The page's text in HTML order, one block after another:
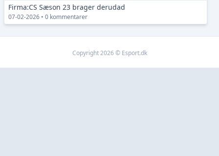
Firma:CS Sæson 23 brager derudad
07-02-2026 • 0 kommentarer
Copyright 2026 © Esport.dk